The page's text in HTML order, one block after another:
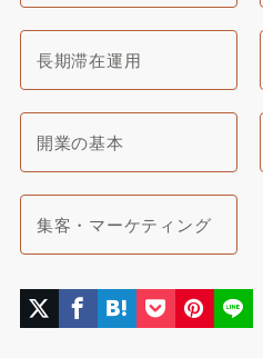
長期滞在運用
開業の基本
集客・マーケティング